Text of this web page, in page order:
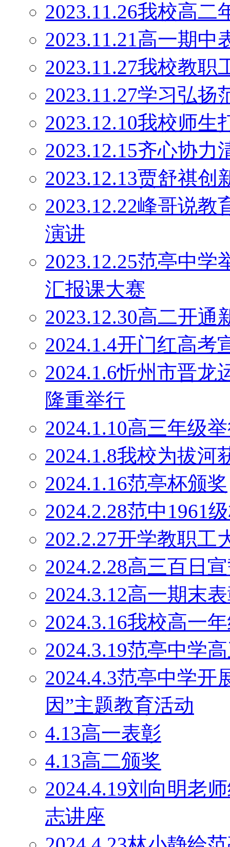
2023.11.26我校高
2023.11.21高一期中
2023.11.27我校教
2023.11.27学习弘
2023.12.10我校师生
2023.12.15齐心协力
2023.12.13贾舒祺创
2023.12.22峰哥说
演讲
2023.12.25范亭中学
汇报课大赛
2023.12.30高二开通
2024.1.4开门红高考
2024.1.6忻州市晋龙
隆重举行
2024.1.10高三年级
2024.1.8我校为拔河
2024.1.16范亭杯颁奖
2024.2.28范中1961
202.2.27开学教职工
2024.2.28高三百日
2024.3.12高一期末
2024.3.16我校高一
2024.3.19范亭中学
2024.4.3范亭中学开
因”主题教育活动
4.13高一表彰
4.13高二颁奖
2024.4.19刘向明老
志讲座